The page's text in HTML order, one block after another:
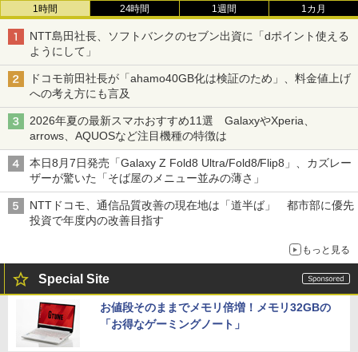
1時間 24時間 1週間 1カ月
NTT島田社長、ソフトバンクのセブン出資に「dポイント使える
ようにして」
ドコモ前田社長が「ahamo40GB化は検証のため」、料金値上げ
への考え方にも言及
2026年夏の最新スマホおすすめ11選 GalaxyやXperia、
arrows、AQUOSなど注目機種の特徴は
本日8月7日発売「Galaxy Z Fold8 Ultra/Fold8/Flip8」、カズレー
ザーが驚いた「そば屋のメニュー並みの薄さ」
NTTドコモ、通信品質改善の現在地は「道半ば」 都市部に優先
投資で年度内の改善目指す
もっと見る
Special Site
お値段そのままでメモリ倍増！メモリ32GBの
「お得なゲーミングノート」